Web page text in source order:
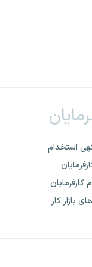
استخدام
کارفرمایان
بازار کار